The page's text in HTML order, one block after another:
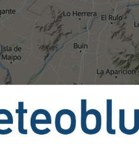
17:15 17:30 17:45 18:00